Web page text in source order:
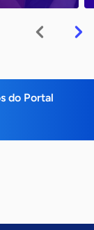
do Portal